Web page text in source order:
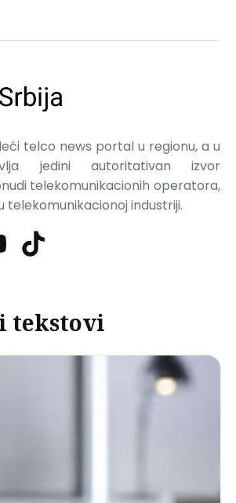
telco news portal u regionu, a u
jedini autoritativan izvor
telekomunikacionih operatora,
telekomunikacionoj industriji.
tekstovi